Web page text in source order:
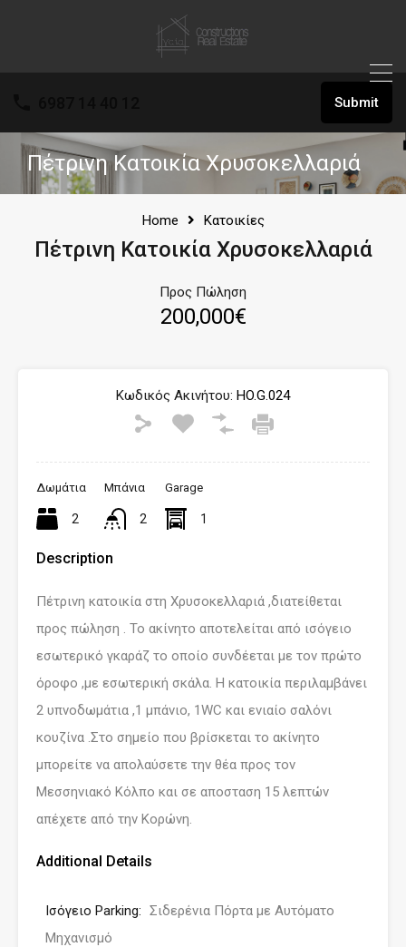
Submit
Πέτρινη Κατοικία Χρυσοκελλαριά
Home Κατοικίες
Πέτρινη Κατοικία Χρυσοκελλαριά
Προς Πώληση
200,000€
Κωδικός Ακινήτου: HO.G.024
Δωμάτια
2
Μπάνια
2
Garage
1
Description
Πέτρινη κατοικία στη Χρυσοκελλαριά ,διατείθεται
προς πώληση . Το ακίνητο αποτελείται από ισόγειο
εσωτερικό γκαράζ το οποίο συνδέεται με τον πρώτο
όροφο ,με εσωτερική σκάλα. Η κατοικία περιλαμβάνει
2 υπνοδωμάτια ,1 μπάνιο, 1WC και ενιαίο σαλόνι
κουζίνα .Στο σημείο που βρίσκεται το ακίνητο
μπορείτε να απολαύσετε την θέα προς τον
Μεσσηνιακό Κόλπο και σε αποσταση 15 λεπτών
απέχετε από την Κορώνη.
Additional Details
Ισόγειο Parking: Σιδερένια Πόρτα με Αυτόματο
Μηχανισμό